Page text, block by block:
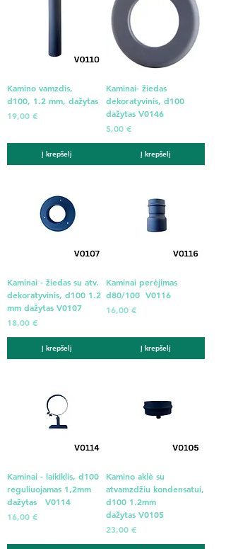
Kamino vamzdis,
d100, 1.2 mm, dažytas
Kaina
19,00 €
Į krepšelį
Kaminai- žiedas
dekoratyvinis, d100
dažytas V0146
Kaina
5,00 €
Į krepšelį
Kaminai - žiedas su atv.
dekoratyvinis, d100 1.2
mm dažytas V0107
Kaina
18,00 €
Į krepšelį
Kaminai perėjimas
d80/100 V0116
Kaina
16,00 €
Į krepšelį
Kaminai - laikiklis, d100
reguliuojamas 1,2mm
dažytas V0114
Kaina
16,00 €
Kamino aklė su
atvamzdžiu kondensatui,
d100 1.2mm
dažytas V0105
Kaina
23,00 €